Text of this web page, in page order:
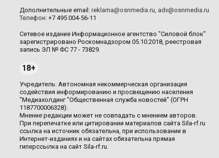
Дополнительные email: reklama@osnmedia.ru, adv@osnmedia.ru
Телефон: +7 495 004-56-11
Сетевое издание Информационное агентство "Силовой блок"
зарегистрировано Роскомнадзором 05.10.2018, реестровая
запись ЭЛ № ФС 77 - 73829.
18+
Учредитель: Автономная некоммерческая организация
содействия информированию и просвещению населения
"Медиахолдинг "Общественная служба новостей" (ОГРН
1187700006328).
Мнение редакции может не совпадать с мнением авторов.
При перепечатке или цитировании материалов сайта Sila-rf.ru
ссылка на источник обязательна, при использовании в
Интернет-изданиях и на сайтах обязательна прямая
гиперссылка на сайт Sila-rf.ru.